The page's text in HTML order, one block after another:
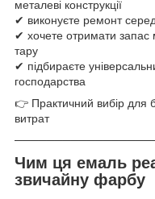
металеві конструкції
✔ виконуєте ремонт
✔ хочете отримати запас
тару
✔ підбираєте
господарства
👉 Практичний вибір для
витрат
Чим ця емаль
звичайну фарбу